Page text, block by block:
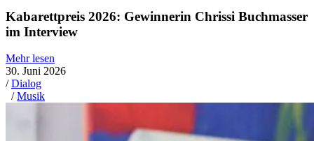
Kabarettpreis 2026: Gewinnerin Chrissi Buchmasser
im Interview
Mehr lesen
30. Juni 2026
/Dialog
/Musik